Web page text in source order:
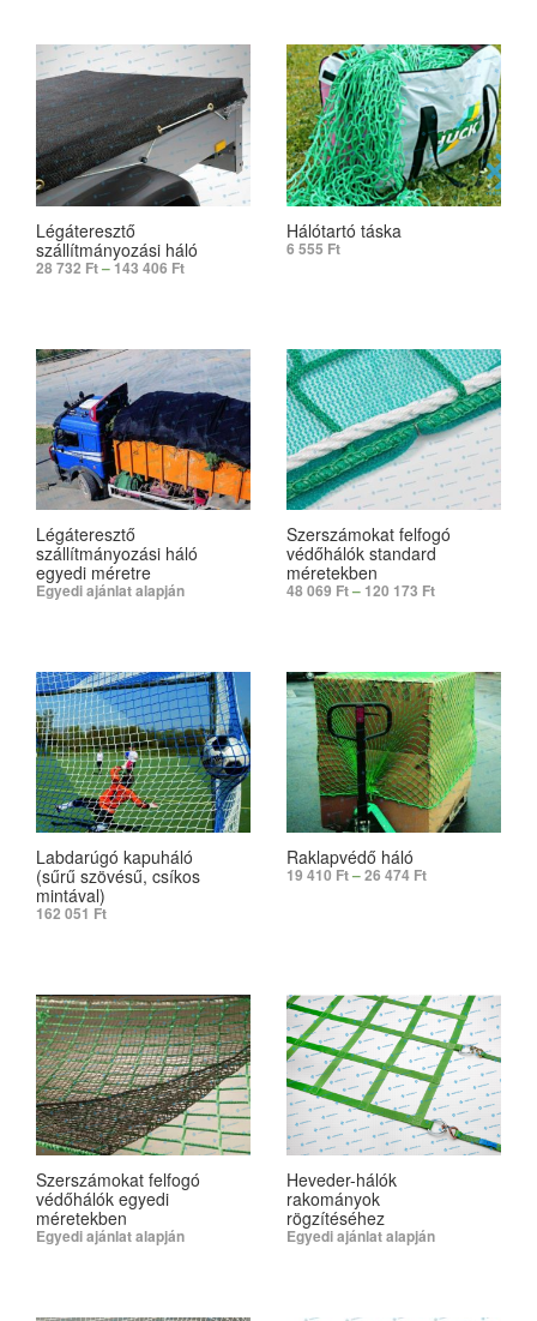
Légáteresztő
szállítmányozási háló
28 732 Ft– 143 406 Ft
Hálótartó táska
6 555 Ft
Légáteresztő
szállítmányozási háló
egyedi méretre
Egyedi ajánlat alapján
Szerszámokat felfogó
védőhálók standard
méretekben
48 069 Ft– 120 173 Ft
Labdarúgó kapuháló
(sűrű szövésű, csíkos
mintával)
162 051 Ft
Raklapvédő háló
19 410 Ft–26 474 Ft
Szerszámokat felfogó
védőhálók egyedi
méretekben
Egyedi ajánlat alapján
Heveder-hálók
rakományok
rögzítéséhez
Egyedi ajánlat alapján